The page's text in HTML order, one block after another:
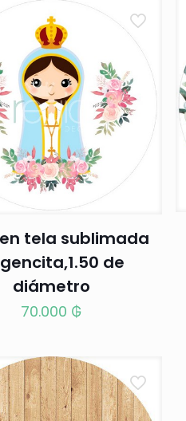
tela sublimada
de
diámetro
70.000 ₲